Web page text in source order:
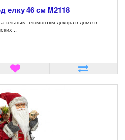
елку 46 см M2118
элементом декора в доме в
..